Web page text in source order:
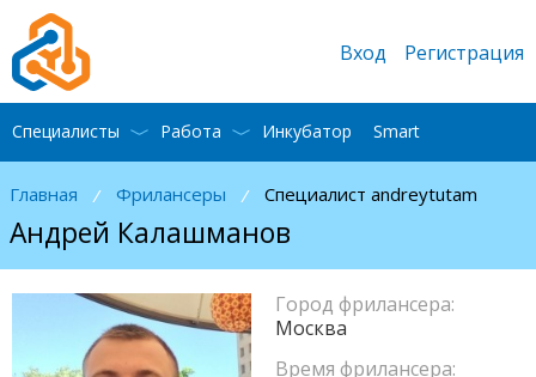
Главная / Фрилансеры / Специалист andreytutam
Андрей Калашманов
Город фрилансера:
Москва
Время фрилансера:
Вход Регистрация
Специалисты Работа Инкубатор Smart